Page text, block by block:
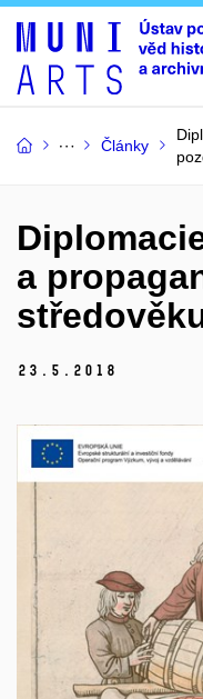
Články
a
23. 5. 2018